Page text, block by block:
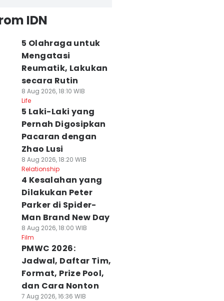
IDN
5 Olahraga untuk
Mengatasi
Reumatik, Lakukan
secara Rutin
8 Aug 2026, 18:10 WIB
Life
5 Laki-Laki yang
Pernah Digosipkan
Pacaran dengan
Zhao Lusi
8 Aug 2026, 18:20 WIB
Relationship
4 Kesalahan yang
Dilakukan Peter
Parker di Spider-
Man Brand New Day
8 Aug 2026, 18:00 WIB
Film
PMWC 2026:
Jadwal, Daftar Tim,
Format, Prize Pool,
dan Cara Nonton
7 Aug 2026, 16:36 WIB